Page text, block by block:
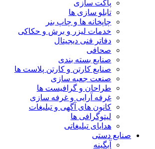
پاکت سازی
تابلو سازی ها
چاپخانه ها و چاپ بنر
خدمات لیزر و برش و حکاکی
دفاتر فنی دیجیتال
صحافی
صنایع بسته بندی
صنایع کارتن و کارتن پلاست ها
صنعت جعبه سازی
طراحان و گرافیست ها
غرفه آرایی و غرفه سازی
کانون های آگهی و تبلیغات
لیتوگرافی ها
هدایای تبلیغاتی
دستی
آبگینه